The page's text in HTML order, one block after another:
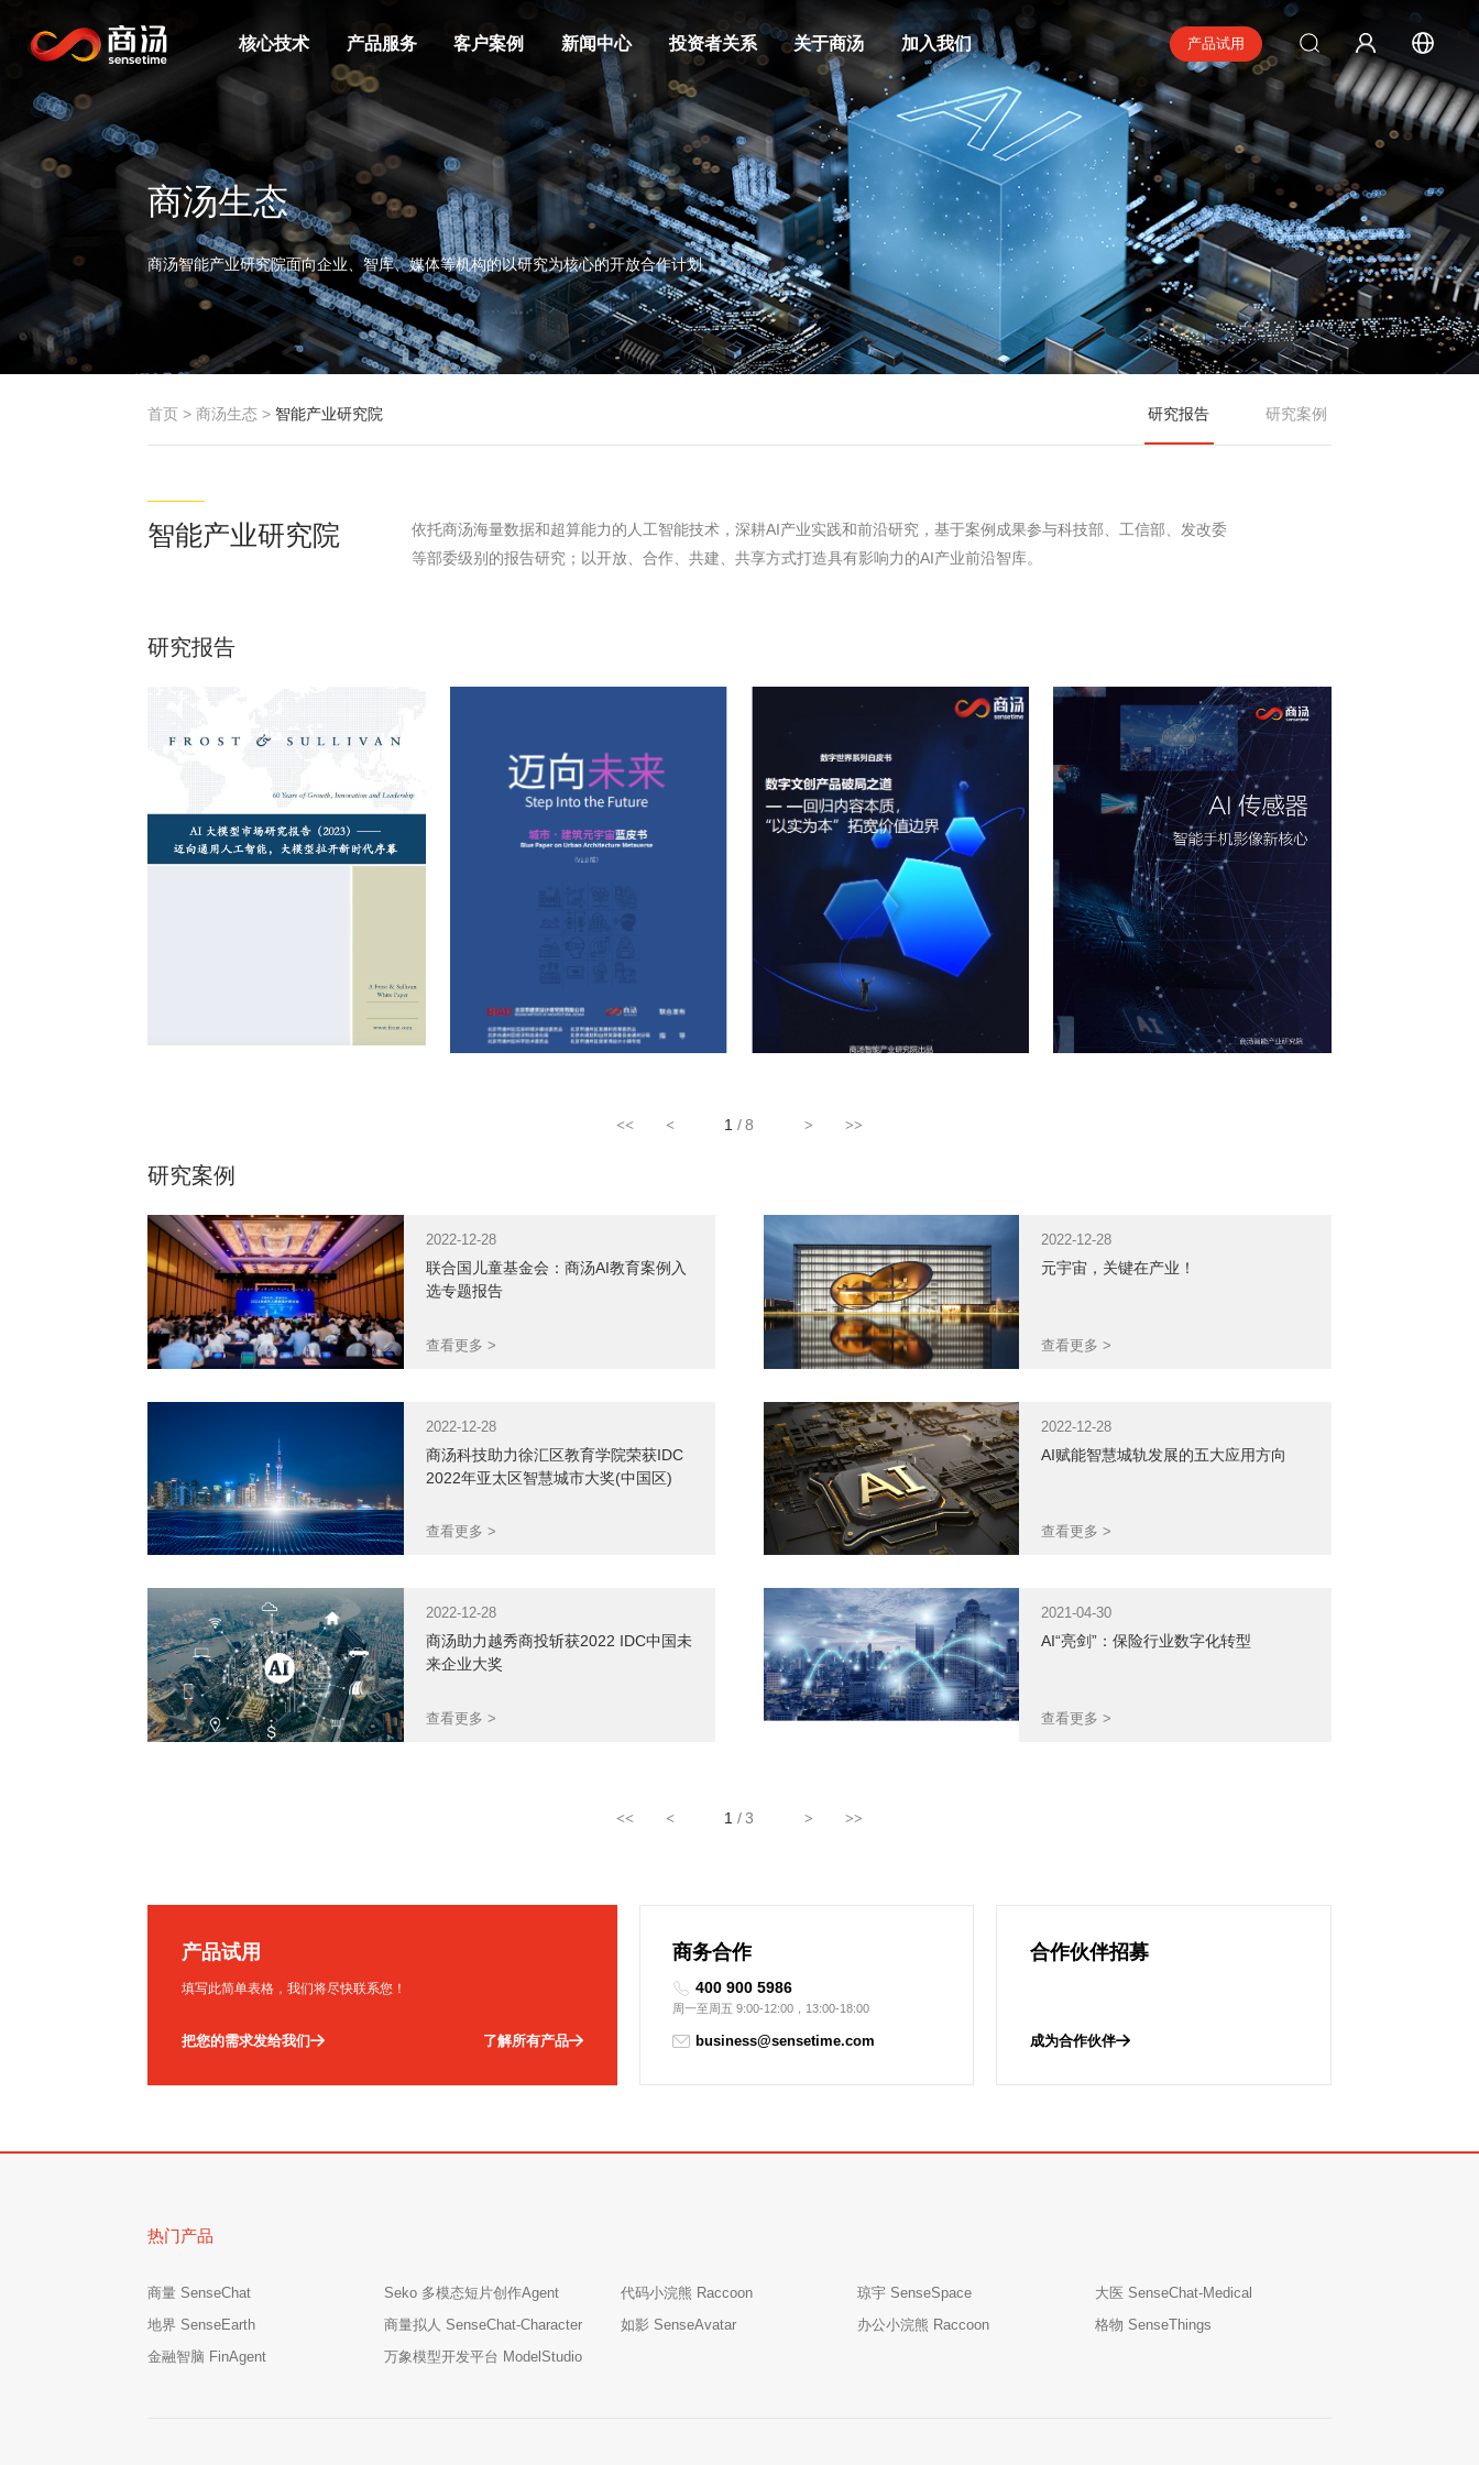
核心技术 产品服务 客户案例 新闻中心 投资者关系 关于商汤 加入我们 产品试用
商汤生态
商汤智能产业研究院面向企业、智库、媒体等机构的以研究为核心的开放合作计划
首页 >商汤生态 > 智能产业研究院 研究报告 研究案例
智能产业研究院
依托商汤海量数据和超算能力的人工智能技术，深耕AI产业实践和前沿研究，基于案例成果参与科技部、工信部、发改委
等部委级别的报告研究；以开放、合作、共建、共享方式打造具有影响力的AI产业前沿智库。
研究报告
+大模型”的战略布局，加
（AGI）的发展。
<< < 1 /8 > >>
研究案例
2022-12-28
联合国儿童基金会：商汤AI教育案例入
选专题报告
查看更多 >
2022-12-28
元宇宙，关键在产业！
查看更多 >
2022-12-28
商汤科技助力徐汇区教育学院荣获IDC
2022年亚太区智慧城市大奖(中国区)
查看更多 >
2022-12-28
AI赋能智慧城轨发展的五大应用方向
查看更多 >
2022-12-28
商汤助力越秀商投斩获2022 IDC中国未
来企业大奖
查看更多 >
2021-04-30
AI“亮剑”：保险行业数字化转型
查看更多 >
<< < 1 /3 > >>
产品试用
填写此简单表格，我们将尽快联系您！
把您的需求发给我们 了解所有产品
商务合作
400 900 5986
周一至周五 9:00-12:00，13:00-18:00
business@sensetime.com
合作伙伴招募
成为合作伙伴
热门产品
商量 SenseChat Seko 多模态短片创作Agent 代码小浣熊 Raccoon 琼宇 SenseSpace
大医 SenseChat-Medical
地界 SenseEarth
商量拟人 SenseChat-Character 如影 SenseAvatar 办公小浣熊 Raccoon
格物 SenseThings
金融智脑 FinAgent
万象模型开发平台 ModelStudio